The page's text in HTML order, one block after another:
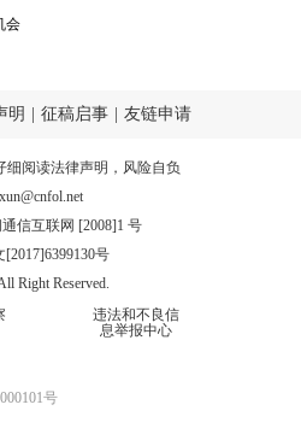
会
明 征稿启事 友链申请
细阅读法律声明 ，风险自负
信互联网 [2008]1 号
号
Right Reserved.
违法和不良信
息举报中心
号